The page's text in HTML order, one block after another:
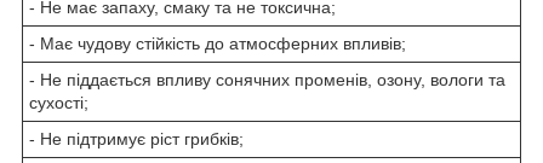
- Не має запаху, смаку та не токсична;
- Має чудову стійкість до атмосферних впливів;
- Не піддається впливу сонячних променів, озону, вологи та
сухості;
- Не підтримує ріст грибків;